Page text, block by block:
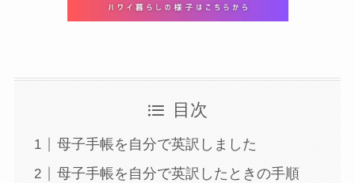
目次
母子手帳を自分で英訳しました
母子手帳を自分で英訳したときの手順